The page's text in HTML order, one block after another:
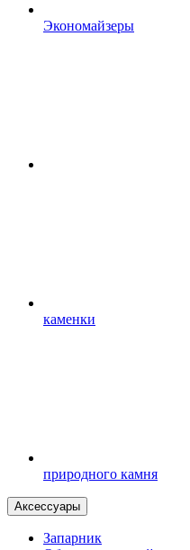
Экономайзеры
каменки
природного камня
Аксессуары
Запарник